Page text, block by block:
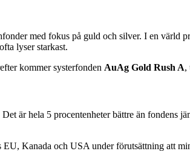
med fokus på guld och silver. I en värld
lyser starkast.
kommer systerfonden AuAg Gold Rush A,
är hela 5 procentenheter bättre än fondens
Kanada och USA under förutsättning att